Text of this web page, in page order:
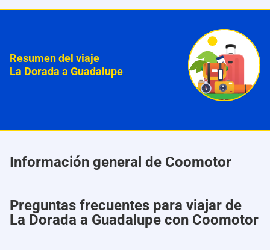
Resumen del viaje
La Dorada a Guadalupe
Información general de Coomotor
Preguntas frecuentes para viajar de
La Dorada a Guadalupe con Coomotor